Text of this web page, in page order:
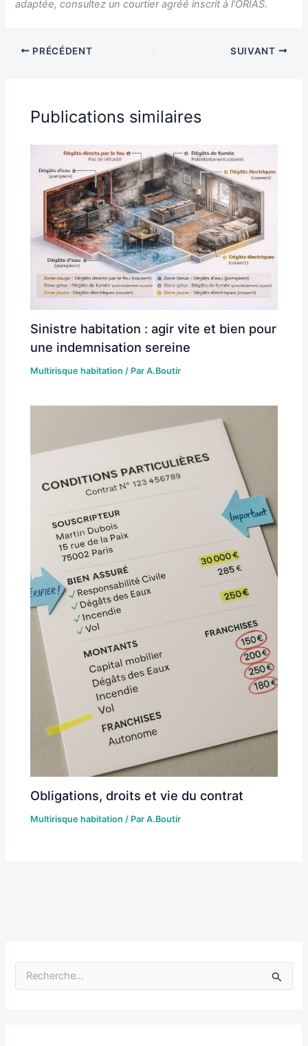
adaptée, consultez un courtier agréé inscrit à l’ORIAS.
PRÉCÉDENT SUIVANT
Publications similaires
Sinistre habitation : agir vite et bien pour
une indemnisation sereine
Multirisque habitation / ParA.Boutir
Obligations, droits et vie du contrat
Multirisque habitation / ParA.Boutir
e